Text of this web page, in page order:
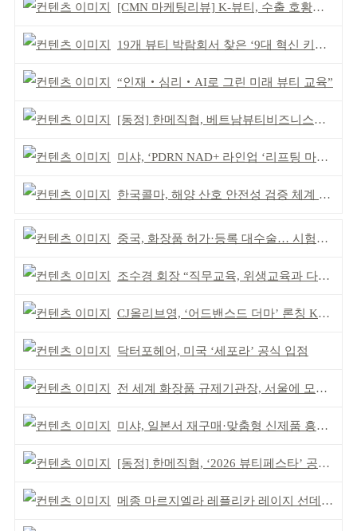
[CMN 마케팅리뷰] K-뷰티, 수출 호황이 본격적인 외연 확장 견인
19개 뷰티 박람회서 찾은 ‘9대 혁신 키워드’
“인재‧심리‧AI로 그린 미래 뷰티 교육”
[동정] 한메직협, 베트남뷰티비즈니스협회와 MOU
미샤, ‘PDRN NAD+ 라인업 ‘리프팅 마스크’ 출시
한국콜마, 해양 산호 안전성 검증 체계 구축
중국, 화장품 허가·등록 대수술… 시험자료 공용 허용
조수경 회장 “직무교육, 위생교육과 다르다”
CJ올리브영, ‘어드밴스드 더마’ 론칭 K더마 육성 박차
닥터포헤어, 미국 ‘세포라’ 공식 입점
전 세계 화장품 규제기관장, 서울에 모인다
미샤, 일본서 재구매·맞춤형 신제품 흥행 ‘쌍끌이’
[동정] 한메직협, ‘2026 뷰티페스타’ 공동 주최
메종 마르지엘라 레플리카 레이지 선데이 모닝 디퓨저